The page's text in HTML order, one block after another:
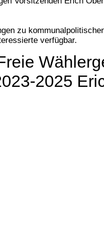
zu
verfügbar.
2025